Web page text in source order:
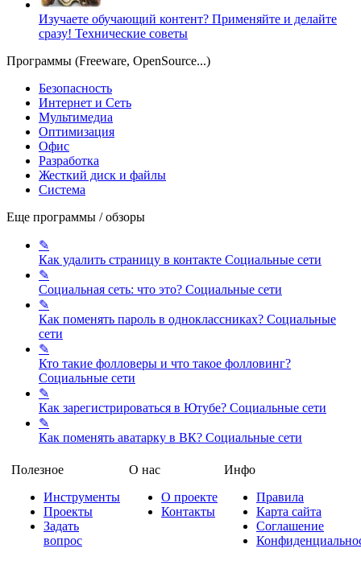
Изучаете обучающий контент? Применяйте и делайте
сразу! Технические советы
Программы (Freeware, OpenSource...)
Безопасность
Интернет и Сеть
Мультимедиа
Оптимизация
Офис
Разработка
Жесткий диск и файлы
Система
Еще программы / обзоры
✎
Как удалить страницу в контакте Социальные сети
✎
Социальная сеть: что это? Социальные сети
✎
Как поменять пароль в одноклассниках? Социальные
сети
✎
Кто такие фолловеры и что такое фолловинг?
Социальные сети
✎
Как зарегистрироваться в Ютубе? Социальные сети
✎
Как поменять аватарку в ВК? Социальные сети
Полезное
Инструменты
Проекты
Задать
вопрос
О нас
О проекте
Контакты
Инфо
Правила
Карта сайта
Соглашение